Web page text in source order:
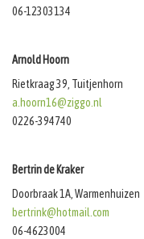
06-12303134
Arnold Hoorn
Rietkraag 39, Tuitjenhorn
a.hoorn16@ziggo.nl
0226-394740
Bertrin de Kraker
Doorbraak 1A, Warmenhuizen
bertrink@hotmail.com
06-4623004